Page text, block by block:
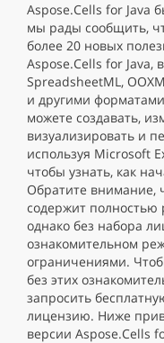
Aspose.Cells for Java
мы рады сообщить,
более 20 новых
Aspose.Cells for Java,
SpreadsheetML,
и другими
можете создавать,
визуализировать и
используя Microsoft
чтобы узнать, как
Обратите внимание,
содержит полностью
однако без набора
ознакомительном
ограничениями.
без этих
запросить
лицензию. Ниже
версии Aspose.Cells